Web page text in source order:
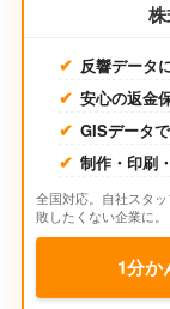
反響データ
安心の返金
GISデータ
制作・印刷
全国対応。自社スタ
敗したくない企業に。
1分か